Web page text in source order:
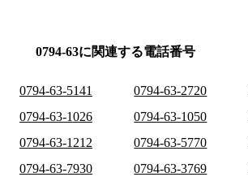
0794-63に関連する電話番号
0794-63-5141 0794-63-2720
0794-63-1026
0794-63-1050
0794-63-1212
0794-63-5770
0794-63-7930
0794-63-3769